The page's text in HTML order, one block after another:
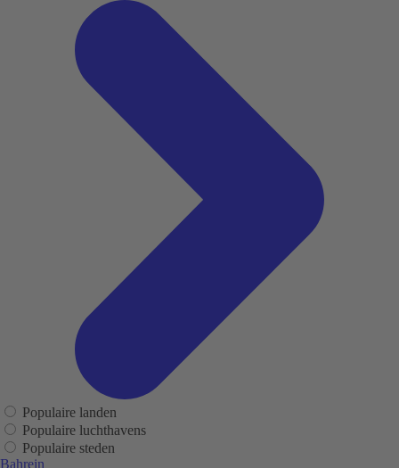
Populaire landen
Populaire luchthavens
Populaire steden
Bahrein